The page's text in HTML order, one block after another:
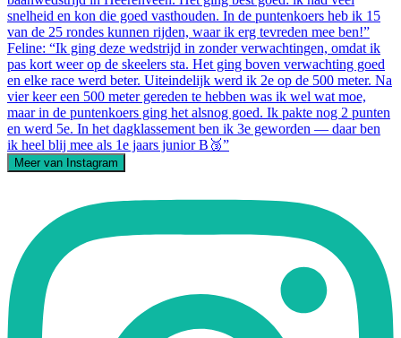
Meer van Instagram